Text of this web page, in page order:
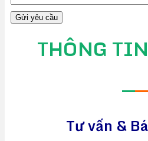
THÔNG TIN
——
Tư vấn &